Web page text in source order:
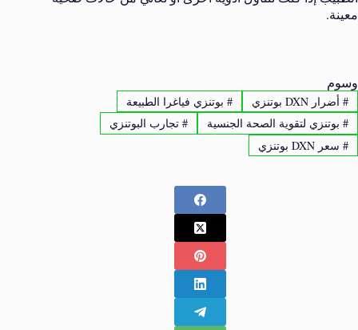
معينة.
وسوم
#أضرار DXN بوتنزي #بوتنزي فياغرا الطبيعة
#بوتنزي لتقوية الصحة الجنسية #تجارب البوتنزي
#سعر DXN بوتنزي